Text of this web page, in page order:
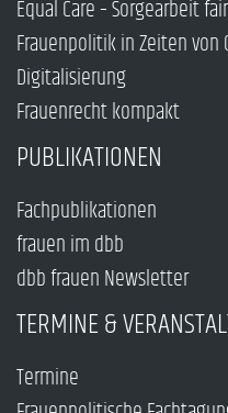
Equal Care – Sorgearbeit
Frauenpolitik in Zeiten von
Digitalisierung
Frauenrecht kompakt
PUBLIKATIONEN
Fachpublikationen
frauen im dbb
dbb frauen Newsletter
TERMINE &
Termine